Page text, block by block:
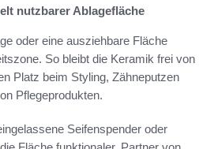
nutzbarer Ablagefläche
oder eine ausziehbare Fläche
So bleibt die Keramik frei von
Platz beim Styling, Zähneputzen
Pflegeprodukten.
Seifenspender oder